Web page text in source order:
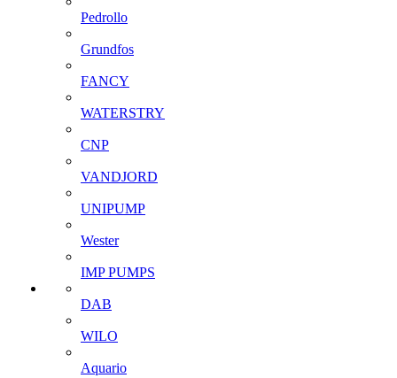
Pedrollo
Grundfos
FANCY
WATERSTRY
CNP
VANDJORD
UNIPUMP
Wester
IMP PUMPS
DAB
WILO
Aquario